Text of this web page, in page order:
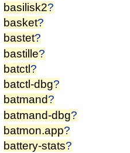
basilisk2?
basket?
bastet?
bastille?
batctl ?
batctl-dbg?
batmand?
batmand-dbg?
batmon.app?
battery-stats?